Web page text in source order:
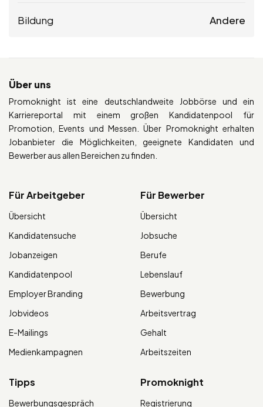
Bildung Andere
Über uns
Promoknight ist eine deutschlandweite Jobbörse und ein
Karriereportal mit einem großen Kandidatenpool für
Promotion, Events und Messen. Über Promoknight erhalten
Jobanbieter die Möglichkeiten, geeignete Kandidaten und
Bewerber aus allen Bereichen zu finden.
Für Arbeitgeber
Übersicht
Kandidatensuche
Jobanzeigen
Kandidatenpool
Employer Branding
Jobvideos
E-Mailings
Medienkampagnen
Für Bewerber
Übersicht
Jobsuche
Berufe
Lebenslauf
Bewerbung
Arbeitsvertrag
Gehalt
Arbeitszeiten
Tipps
Bewerbungsgespräch
Promoknight
Registrierung